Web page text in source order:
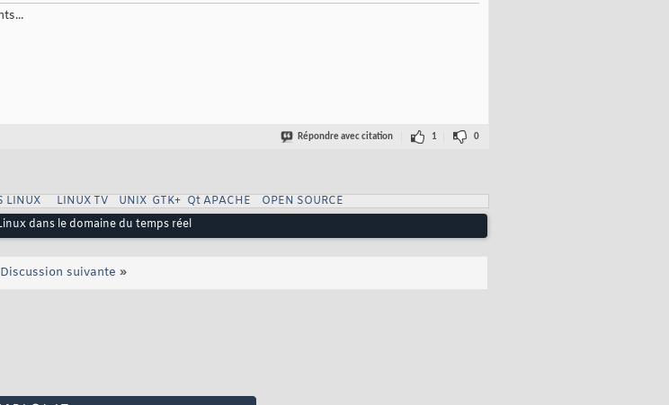
Répondre avec citation 1 0
LINUX LINUX TV UNIX GTK+ Qt APACHE
OPEN SOURCE
dans le domaine du temps réel
Discussion suivante »